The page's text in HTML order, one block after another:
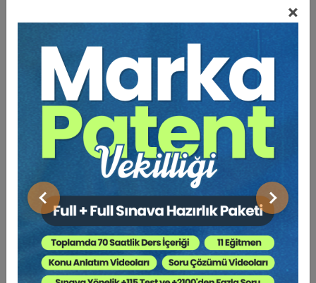
×
Önceki Sonraki
Kesiliyor ?
‘İş Hukuku Açısından Türk Tarihinde Taşımacılık’ adıyla
yayına hazırladığımız bu çalışma, aslında 13-14 Mayıs
2025’te Yeditepe Üniversitesi Hukuk Fakültesi’nde Türk
Devletleri Teşkilatı Aksakallılar Heyeti üyelerinin de
katılımıyla toplanan ‘ Türk Devletleri 1. Uluslararası Hukuk
Kongresi’nde
sunduğumuz tebliğin, daha sonra elimize
geçen bazı tarih kaynaklarının incelenmesi ve İş Hukuku
kısmının bir araya getirilip gözden geçirilerek oluşturulmuş
halidir.
Çalışma elbette ki aksaklık ve eksiklikten muaf değildir, fakat
bir İş ve Sosyal Güvenlik Hukuku akademisyeni gözüyle